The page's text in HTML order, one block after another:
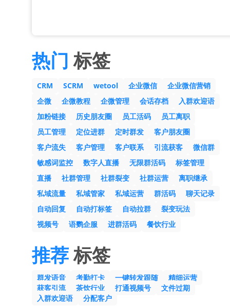
热门 标签
CRM SCRM wetool 企业微信
企业微信营销
企微
企微教程 企微管理 会话存档
入群欢迎语
加粉链接
历史朋友圈 员工活码
员工离职
员工管理
定位进群 定时群发
客户朋友圈
客户流失
客户管理 客户联系 引流获客
微信群
敏感词监控
数字人直播 无限群活码
标签管理
直播
社群管理 社群裂变 社群运营
离职继承
私域流量
私域管家 私域运营 群活码
聊天记录
自动回复
自动打标签 自动拉群
裂变玩法
视频号
语鹦企服 进群活码 餐饮行业
推荐标签
群发语音 考勤打卡 一键转发跟随
精细运营
获客引流
茶饮行业 打通视频号
文件过期
入群欢迎语
分配客户